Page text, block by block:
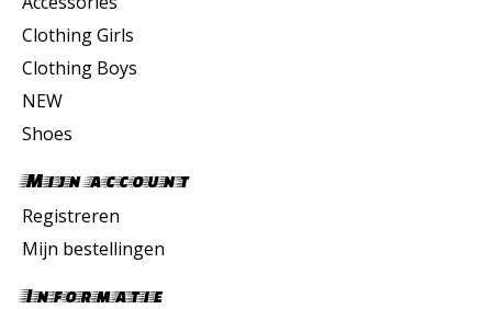
Clothing Girls
Clothing Boys
NEW
Shoes
Mijn account
Registreren
Mijn bestellingen
Informatie